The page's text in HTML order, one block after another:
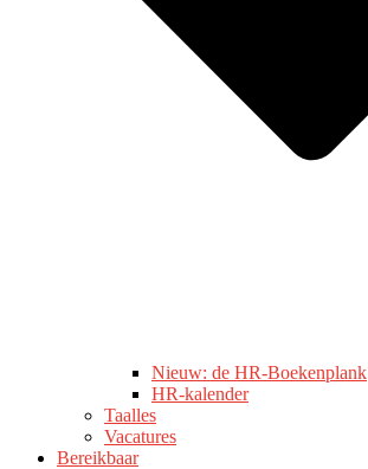
Nieuw: de HR-Boekenplank
HR-kalender
Taalles
Vacatures
Bereikbaar